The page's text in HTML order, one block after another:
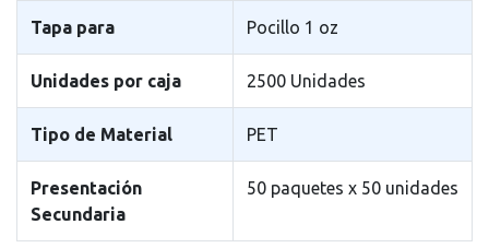
Tapa para Pocillo 1 oz
Unidades por caja 2500 Unidades
Tipo de Material PET
Presentación
Secundaria
50 paquetes x 50 unidades